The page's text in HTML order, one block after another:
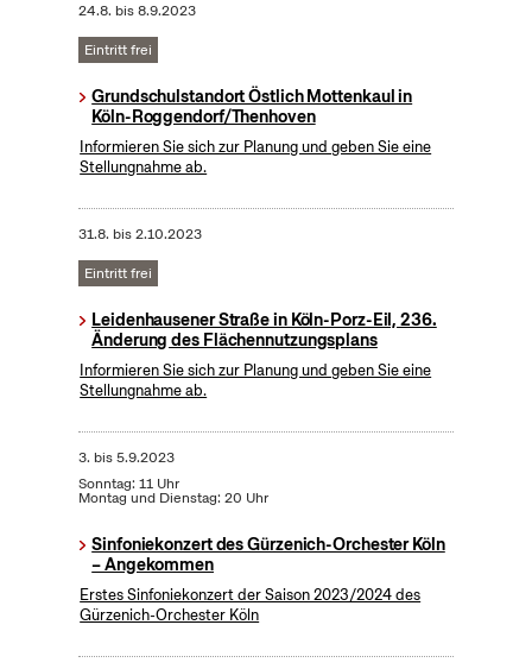
24.8. bis8.9.2023
Eintritt frei
Grundschulstandort Östlich Mottenkaul in
Köln-Roggendorf/Thenhoven
Informieren Sie sich zur Planung und geben Sie eine
Stellungnahme ab.
31.8. bis2.10.2023
Eintritt frei
Leidenhausener Straße in Köln-Porz-Eil, 236.
Änderung des Flächennutzungsplans
Informieren Sie sich zur Planung und geben Sie eine
Stellungnahme ab.
3. bis5.9.2023
Sonntag: 11 Uhr
Montag und Dienstag: 20 Uhr
Sinfoniekonzert des Gürzenich-Orchester Köln
– Angekommen
Erstes Sinfoniekonzert der Saison 2023/2024 des
Gürzenich-Orchester Köln